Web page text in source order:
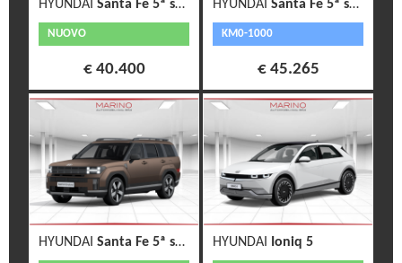
HYUNDAI Santa Fe 5ª serie
NUOVO
€ 40.400
HYUNDAI Santa Fe 5ª serie
KM0-1000
€ 45.265
HYUNDAI Santa Fe 5ª serie HYUNDAI Ioniq 5